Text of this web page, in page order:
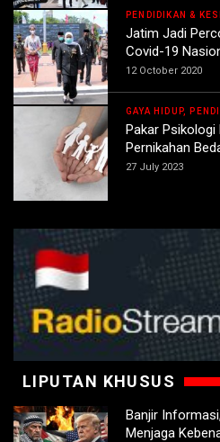
PENDIDIKAN &
Jatim Jadi
Covid-19
12 October 2020
GAYA HIDUP,
Pakar Psikologi
Pernikahan
27 July 2023
LIPUTAN KHUSUS
Banjir
Menjaga